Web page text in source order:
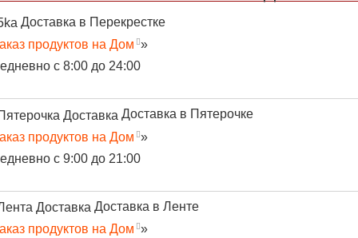
Доставка в Перекрестке
продуктов на Дом »
с 8:00 до 24:00
Доставка в Пятерочке
продуктов на Дом »
с 9:00 до 21:00
Доставка в Ленте
продуктов на Дом »